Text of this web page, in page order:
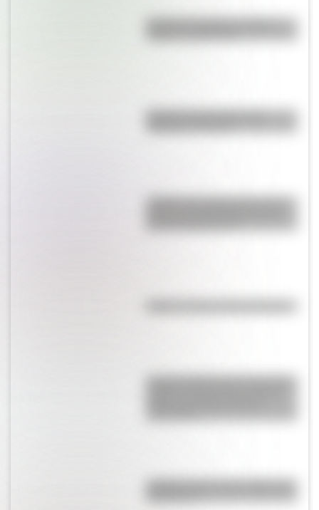
Bandera de Bolivia: historia,
Bandera de Ecuador para
colorear e imprimir
¿Sabías que Argentina tuvo la
La gran hazaña del Cruce de los
¿Sabías cómo fue la infancia de